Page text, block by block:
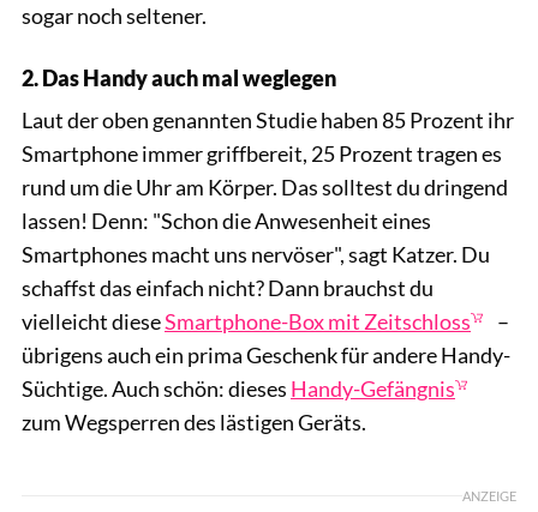
sogar noch seltener.
2. Das Handy auch mal weglegen
Laut der oben genannten Studie haben 85 Prozent ihr
Smartphone immer griffbereit, 25 Prozent tragen es
rund um die Uhr am Körper. Das solltest du dringend
lassen! Denn: "Schon die Anwesenheit eines
Smartphones macht uns nervöser", sagt Katzer. Du
schaffst das einfach nicht? Dann brauchst du
vielleicht dieseSmartphone-Box mit Zeitschloss
–
übrigens auch ein prima Geschenk für andere Handy-
Süchtige. Auch schön: dieses Handy-Gefängnis
zum Wegsperren des lästigen Geräts.
ANZEIGE